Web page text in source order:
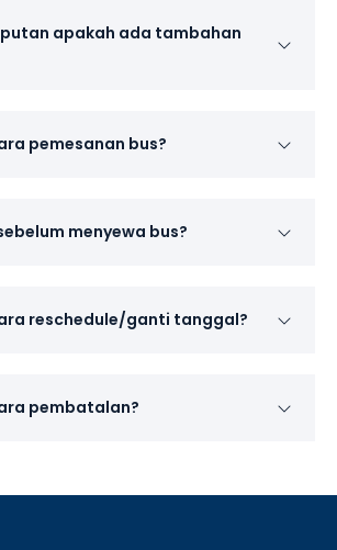
apakah ada tambahan
pemesanan bus?
menyewa bus?
reschedule/ganti tanggal?
pembatalan?